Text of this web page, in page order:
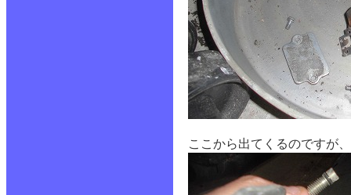
ここから出てくるのですが